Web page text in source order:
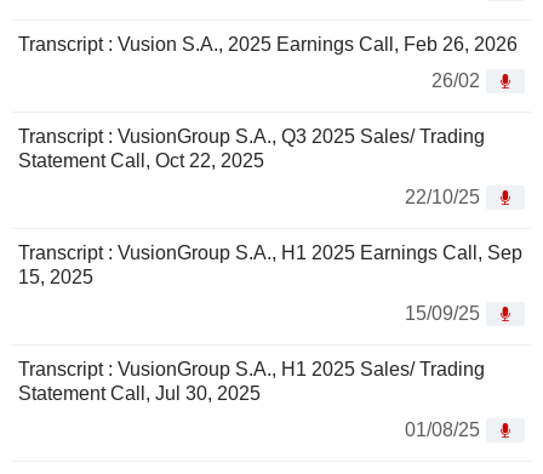
Transcript : Vusion S.A., 2025 Earnings Call, Feb 26, 2026
26/02
Transcript : VusionGroup S.A., Q3 2025 Sales/ Trading
Statement Call, Oct 22, 2025
22/10/25
Transcript : VusionGroup S.A., H1 2025 Earnings Call, Sep
15, 2025
15/09/25
Transcript : VusionGroup S.A., H1 2025 Sales/ Trading
Statement Call, Jul 30, 2025
01/08/25